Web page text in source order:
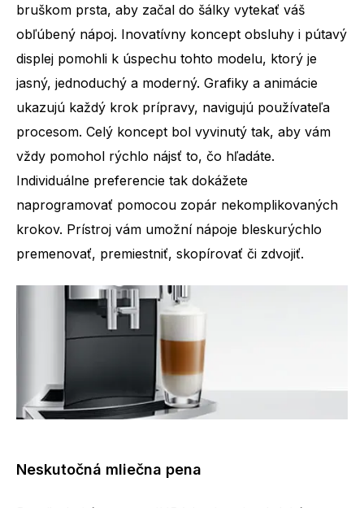
bruškom prsta, aby začal do šálky vytekať váš
obľúbený nápoj. Inovatívny koncept obsluhy i pútavý
displej pomohli k úspechu tohto modelu, ktorý je
jasný, jednoduchý a moderný. Grafiky a animácie
ukazujú každý krok prípravy, navigujú používateľa
procesom. Celý koncept bol vyvinutý tak, aby vám
vždy pomohol rýchlo nájsť to, čo hľadáte.
Individuálne preferencie tak dokážete
naprogramovať pomocou zopár nekomplikovaných
krokov. Prístroj vám umožní nápoje bleskurýchlo
premenovať, premiestniť, skopírovať či zdvojiť.
Neskutočná mliečna pena